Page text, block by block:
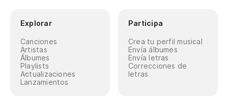
Explorar
Canciones
Artistas
Álbumes
Playlists
Actualizaciones
Lanzamientos
Participa
Crea tu perfil musical
Envía álbumes
Envía letras
Correcciones de
letras